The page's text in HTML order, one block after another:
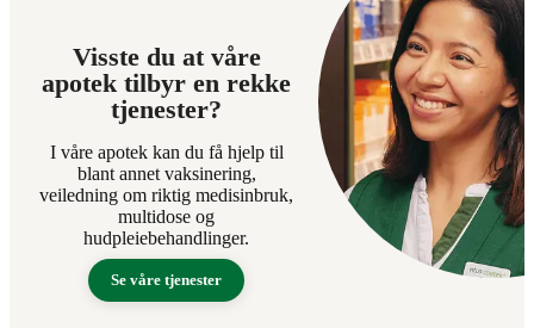
Visste du at våre
apotek tilbyr en rekke
tjenester?
I våre apotek kan du få hjelp til
blant annet vaksinering,
veiledning om riktig medisinbruk,
multidose og
hudpleiebehandlinger.
Se våre tjenester